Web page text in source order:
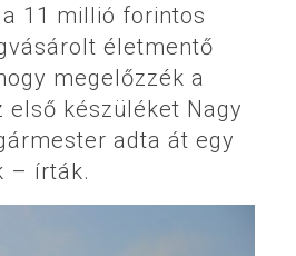
11 millió forintos
életmentő
megelőzzék a
első készüléket Nagy
adta át egy
– írták.